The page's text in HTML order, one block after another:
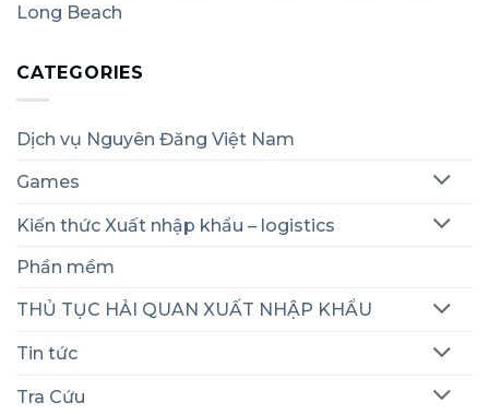
Long Beach
CATEGORIES
Dịch vụ Nguyên Đăng Việt Nam
Games
Kiến thức Xuất nhập khẩu – logistics
Phần mềm
THỦ TỤC HẢI QUAN XUẤT NHẬP KHẨU
Tin tức
Tra Cứu